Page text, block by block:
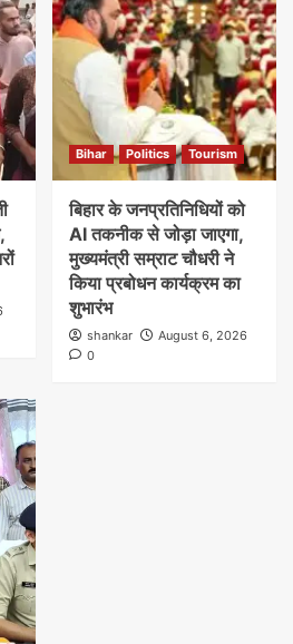
Bihar Politics Tourism
बिहार के जनप्रतिनिधियों को
AI तकनीक से जोड़ा जाएगा,
मुख्यमंत्री सम्राट चौधरी ने
किया प्रबोधन कार्यक्रम का
शुभारंभ
shankar
August 6, 2026
0